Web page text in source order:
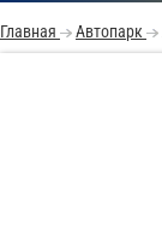
Главная Автопарк